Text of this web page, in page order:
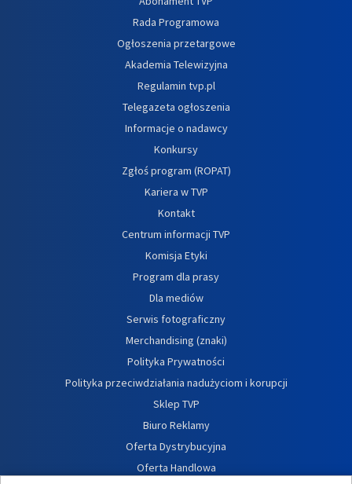
Rada Programowa
Ogłoszenia przetargowe
Akademia Telewizyjna
Regulamin tvp.pl
Telegazeta ogłoszenia
Informacje o nadawcy
Konkursy
Zgłoś program (ROPAT)
Kariera w TVP
Kontakt
Centrum informacji TVP
Komisja Etyki
Program dla prasy
Dla mediów
Serwis fotograficzny
Merchandising (znaki)
Polityka Prywatności
Polityka przeciwdziałania nadużyciom i korupcji
Sklep TVP
Biuro Reklamy
Oferta Dystrybucyjna
Oferta Handlowa